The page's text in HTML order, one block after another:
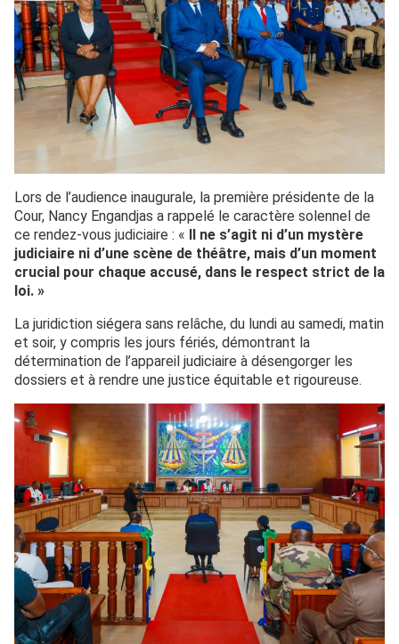
Lors de l’audience inaugurale, la première présidente de la
Cour, Nancy Engandjas a rappelé le caractère solennel de
ce rendez-vous judiciaire : « Il ne s’agit ni d’un mystère
judiciaire ni d’une scène de théâtre, mais d’un moment
crucial pour chaque accusé, dans le respect strict de la
loi. »
La juridiction siégera sans relâche, du lundi au samedi, matin
et soir, y compris les jours fériés, démontrant la
détermination de l’appareil judiciaire à désengorger les
dossiers et à rendre une justice équitable et rigoureuse.